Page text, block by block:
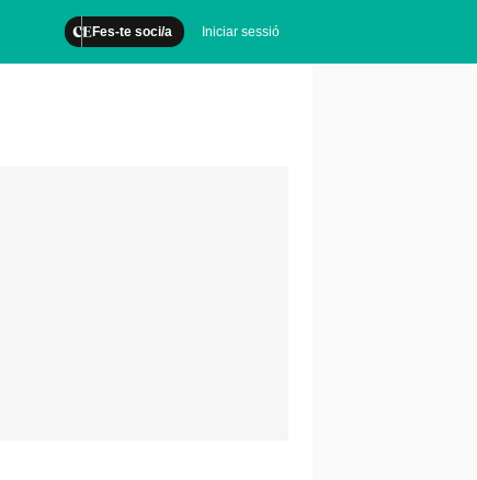
Fes-te soci/a Iniciar sessió